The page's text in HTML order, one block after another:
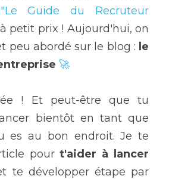
"Le Guide du Recruteur
à petit prix ! Aujourd'hui, on
peu abordé sur le blog : le
🚀
! Et peut-être que tu
bientôt en tant que
es au bon endroit. Je te
pour t'aider à lancer
te développer étape par